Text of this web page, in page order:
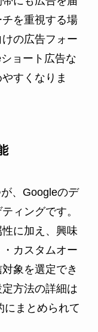
を重視する場
の広告フォー
ョート広告な
すくなりま
、Googleのデ
ィングです。
に加え、興味
カスタムオー
象を選定でき
方法の詳細は
にまとめられて